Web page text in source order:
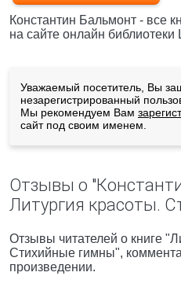
Константин Бальмонт - все
на сайте онлайн библиотеки
Уважаемый посетитель, Вы
незарегистрированный
Мы рекомендуем Вам
сайт под своим именем.
Отзывы о
Литургия красоты.
Отзывы читателей о книге
Стихийные гимны",
произведении.